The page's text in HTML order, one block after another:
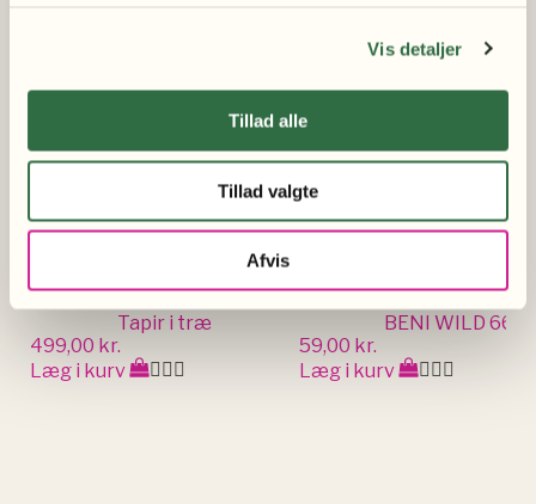
Vis detaljer
Tillad alle
Tillad valgte
Afvis
Tapir i træ
499,00 kr.
Læg i kurv
BENI WILD
59,00 kr.
Læg i kurv